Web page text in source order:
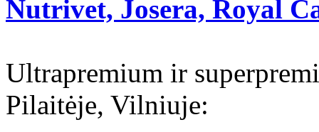
Nutrivet, Josera, Royal
Ultrapremium ir
Pilaitėje, Vilniuje: